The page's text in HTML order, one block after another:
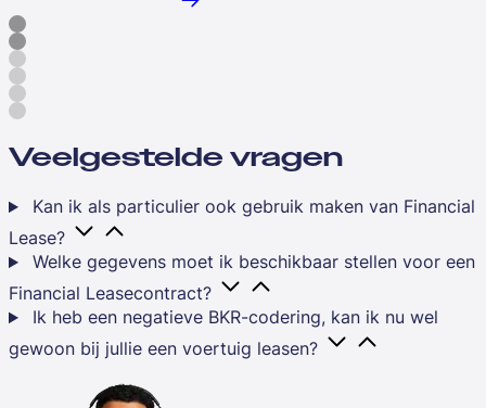
Veelgestelde vragen
Kan ik als particulier ook gebruik maken van Financial
Lease?
Welke gegevens moet ik beschikbaar stellen voor een
Financial Leasecontract?
Ik heb een negatieve BKR-codering, kan ik nu wel
gewoon bij jullie een voertuig leasen?